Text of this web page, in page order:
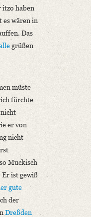
itzo haben
es wären in
Das
grüßen
müste
fürchte
nicht
er von
nicht
Muckisch
ist gewiß
gute
der
Dreßden